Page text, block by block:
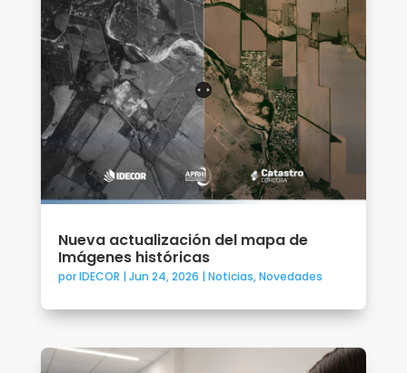
Nueva actualización del mapa de
Imágenes históricas
porIDECOR | Jun 24, 2026 | Noticias,Novedades